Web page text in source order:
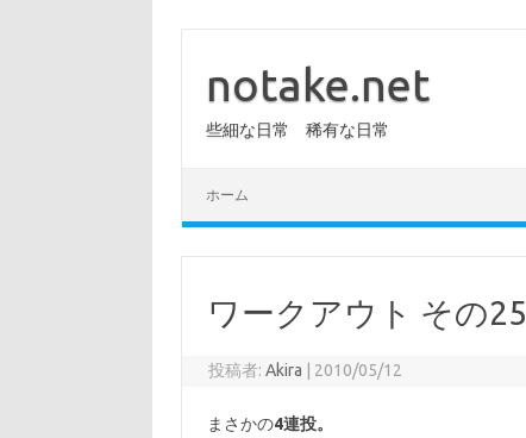
notake.net
些細な日常 稀有な日常
ホーム
ワークアウト その25
投稿者:Akira 2010/05/12
まさかの4連投。